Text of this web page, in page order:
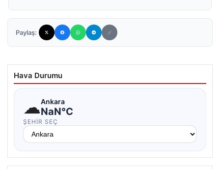
Paylaş:
Hava Durumu
☁Ankara
NaN°C
ŞEHIR SEÇ